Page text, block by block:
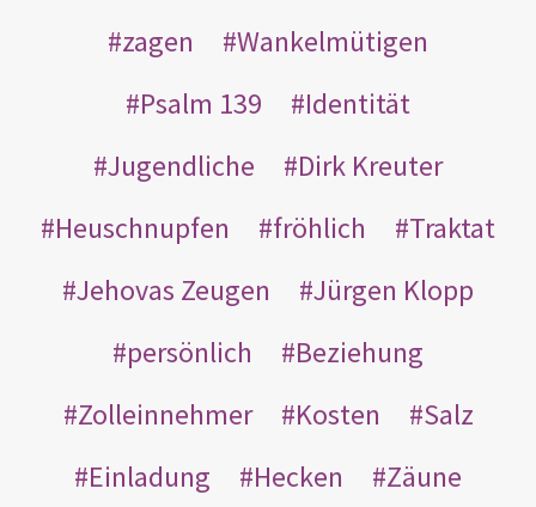
zagen
Wankelmütigen
Psalm 139
Identität
Jugendliche
Dirk Kreuter
Heuschnupfen
fröhlich
Traktat
Jehovas Zeugen
Jürgen Klopp
persönlich
Beziehung
Zolleinnehmer
Kosten
Salz
Einladung
Hecken Zäune